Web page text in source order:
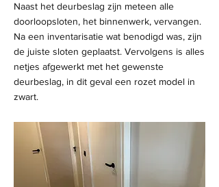
Naast het deurbeslag zijn meteen alle
doorloopsloten, het binnenwerk, vervangen.
Na een inventarisatie wat benodigd was, zijn
de juiste sloten geplaatst. Vervolgens is alles
netjes afgewerkt met het gewenste
deurbeslag, in dit geval een rozet model in
zwart.